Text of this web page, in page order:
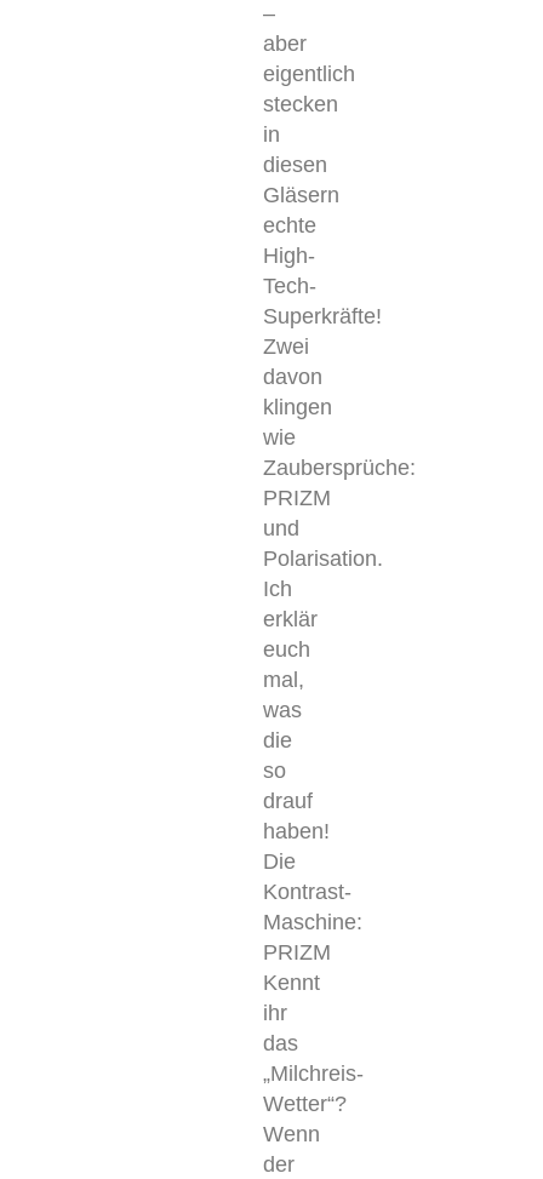
–
aber
eigentlich
stecken
in
diesen
Gläsern
echte
High-
Tech-
Superkräfte!
Zwei
davon
klingen
wie
Zaubersprüche:
PRIZM
und
Polarisation.
Ich
erklär
euch
mal,
was
die
so
drauf
haben!
Die
Kontrast-
Maschine:
PRIZM
Kennt
ihr
das
„Milchreis-
Wetter“?
Wenn
der